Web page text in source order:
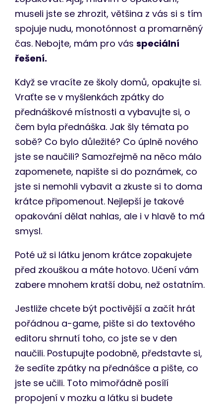
museli jste se zhrozit, většina z vás si s tím
spojuje nudu, monotónnost a promarněný
čas. Nebojte, mám pro vásspeciální
řešení.
Když se vracíte ze školy domů, opakujte si.
Vraťte se v myšlenkách zpátky do
přednáškové místnosti a vybavujte si, o
čem byla přednáška. Jak šly témata po
sobě? Co bylo důležité? Co úplně nového
jste se naučili? Samozřejmě na něco málo
zapomenete, napište si do poznámek, co
jste si nemohli vybavit a zkuste si to doma
krátce připomenout. Nejlepší je takové
opakování dělat nahlas, ale i v hlavě to má
smysl.
Poté už si látku jenom krátce zopakujete
před zkouškou a máte hotovo. Učení vám
zabere mnohem kratší dobu, než ostatním.
Jestliže chcete být poctivější a začít hrát
pořádnou a-game, pište si do textového
editoru shrnutí toho, co jste se v den
naučili. Postupujte podobně, představte si,
že sedíte zpátky na přednášce a pište, co
jste se učili. Toto mimořádně posílí
propojení v mozku a látku si budete